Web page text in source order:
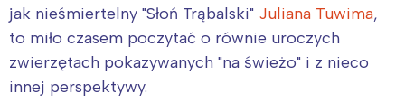
jak nieśmiertelny "Słoń Trąbalski" Juliana Tuwima,
to miło czasem poczytać o równie uroczych
zwierzętach pokazywanych "na świeżo" i z nieco
innej perspektywy.